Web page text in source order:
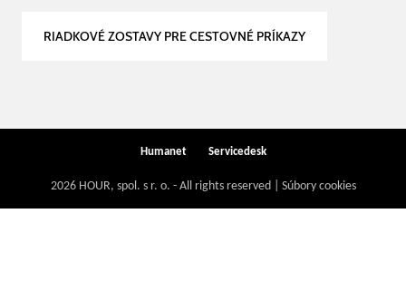
RIADKOVÉ ZOSTAVY PRE CESTOVNÉ PRÍKAZY
2026 HOUR, spol. s r. o. - All rights reserved | Súbory cookies
Humanet Servicedesk